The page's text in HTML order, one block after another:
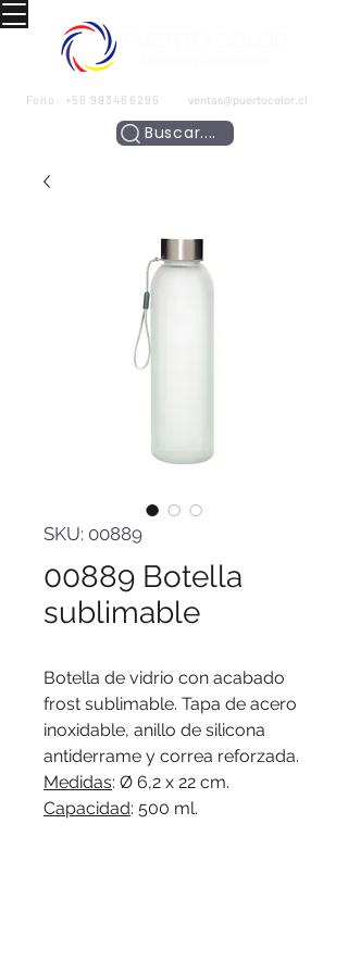
Fono: +56 993466295 ventas@puertocolor.cl
Buscar....
SKU: 00889
00889 Botella
sublimable
Botella de vidrio con acabado
frost sublimable. Tapa de acero
inoxidable, anillo de silicona
antiderrame y correa reforzada.
Medidas: Ø 6,2 x 22 cm.
Capacidad: 500 ml.